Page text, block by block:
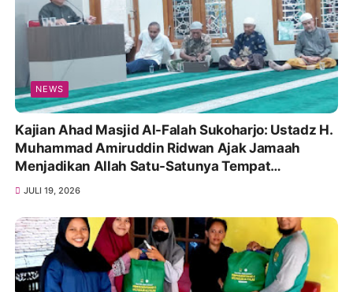
NEWS
Kajian Ahad Masjid Al-Falah Sukoharjo: Ustadz H.
Muhammad Amiruddin Ridwan Ajak Jamaah
Menjadikan Allah Satu-Satunya Tempat
Bergantung
JULI 19, 2026